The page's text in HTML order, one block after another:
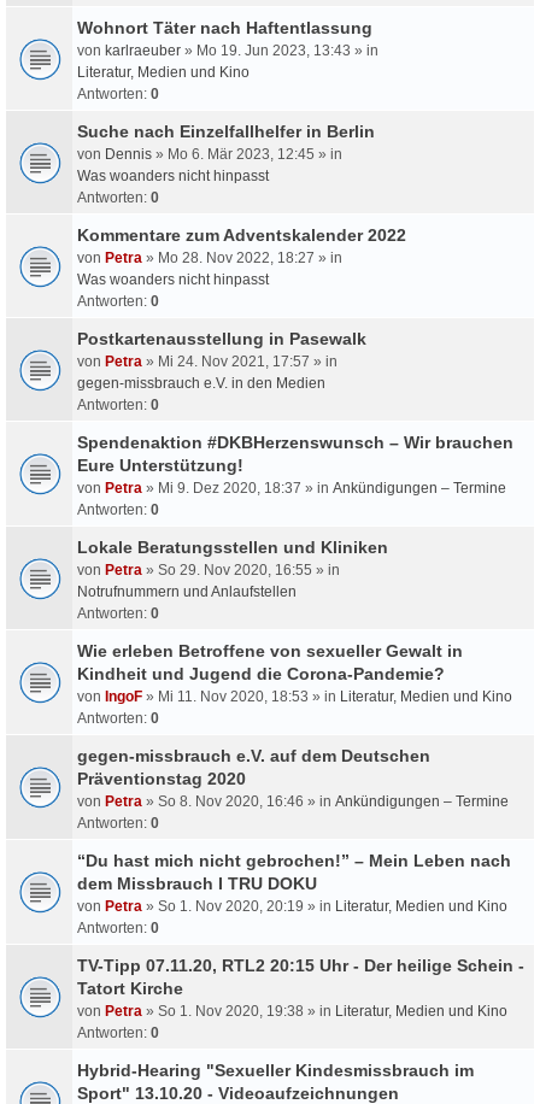
Wohnort Täter nach Haftentlassung
von karlraeuber » Mo 19. Jun 2023, 13:43 » in
Literatur, Medien und Kino
Antworten: 0
Suche nach Einzelfallhelfer in Berlin
von Dennis » Mo 6. Mär 2023, 12:45 » in
Was woanders nicht hinpasst
Antworten: 0
Kommentare zum Adventskalender 2022
von Petra » Mo 28. Nov 2022, 18:27 » in
Was woanders nicht hinpasst
Antworten: 0
Postkartenausstellung in Pasewalk
von Petra » Mi 24. Nov 2021, 17:57 » in
gegen-missbrauch e.V. in den Medien
Antworten: 0
Spendenaktion #DKBHerzenswunsch – Wir brauchen
Eure Unterstützung!
von Petra » Mi 9. Dez 2020, 18:37 » in Ankündigungen – Termine
Antworten: 0
Lokale Beratungsstellen und Kliniken
von Petra » So 29. Nov 2020, 16:55 » in
Notrufnummern und Anlaufstellen
Antworten: 0
Wie erleben Betroffene von sexueller Gewalt in
Kindheit und Jugend die Corona-Pandemie?
von IngoF » Mi 11. Nov 2020, 18:53 » in Literatur, Medien und Kino
Antworten: 0
gegen-missbrauch e.V. auf dem Deutschen
Präventionstag 2020
von Petra » So 8. Nov 2020, 16:46 » in Ankündigungen – Termine
Antworten: 0
“Du hast mich nicht gebrochen!” – Mein Leben nach
dem Missbrauch I TRU DOKU
von Petra » So 1. Nov 2020, 20:19 » in Literatur, Medien und Kino
Antworten: 0
TV-Tipp 07.11.20, RTL2 20:15 Uhr - Der heilige Schein -
Tatort Kirche
von Petra » So 1. Nov 2020, 19:38 » in Literatur, Medien und Kino
Antworten: 0
Hybrid-Hearing "Sexueller Kindesmissbrauch im
Sport" 13.10.20 - Videoaufzeichnungen